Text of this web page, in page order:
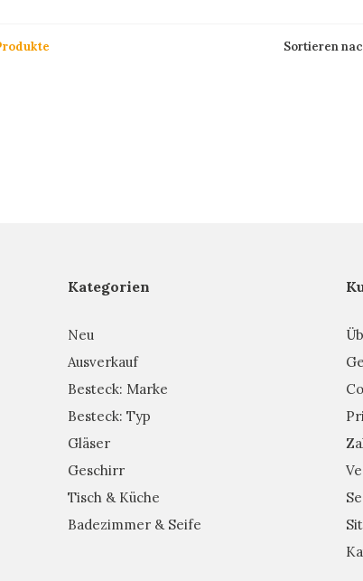
Sortieren
Kategorien
Neu
Ausverkauf
Besteck: Marke
Besteck: Typ
Gläser
Geschirr
Tisch & Küche
Badezimmer & Seife